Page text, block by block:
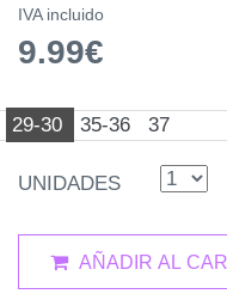
IVA incluido
9.99€
29-30 35-36 37
UNIDADES
AÑADIR AL